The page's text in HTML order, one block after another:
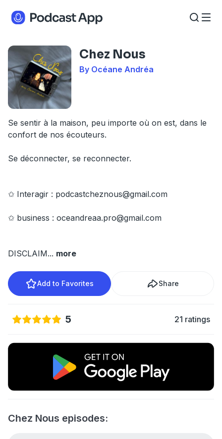
Chez Nous
By Océane Andréa
Se sentir à la maison, peu importe où on est, dans le
confort de nos écouteurs.
Se déconnecter, se reconnecter.
✩ Interagir : podcastcheznous@gmail.com
✩ business : oceandreaa.pro@gmail.com
DISCLAIM... more
Add to Favorites Share
5 21 ratings
Chez Nous episodes: